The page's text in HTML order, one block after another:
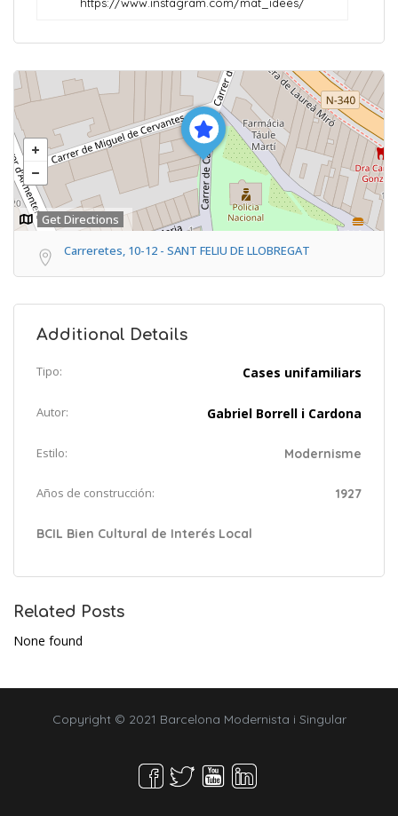
Get Directions
Carreretes, 10-12 - SANT FELIU DE LLOBREGAT
Additional Details
Tipo: Cases unifamiliars
Autor: Gabriel Borrell i Cardona
Estilo: Modernisme
Años de construcción: 1927
BCIL Bien Cultural de Interés Local
Related Posts
None found
Copyright © 2021 Barcelona Modernista i Singular